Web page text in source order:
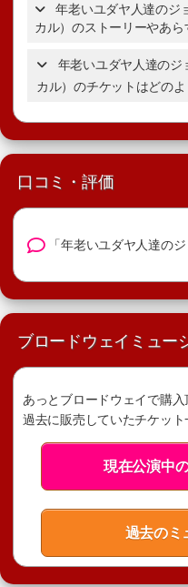
選び方ガイド
年老いユダヤ人達のジ
カル）のストーリーやあら
年老い
年老いユダヤ人達のジ
カル）のチケットはどの
口コミ・評価
「年老いユダヤ人達の
ブロードウェイミュー
あっとブロードウェイで購入
過去に販売していたチケット
現在公演中
過去のミ